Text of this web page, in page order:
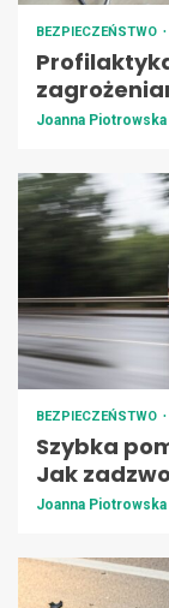
BEZPIECZEŃSTWO
Joanna Piotrowska
BEZPIECZEŃSTWO
Szybka
Jak
Joanna Piotrowska